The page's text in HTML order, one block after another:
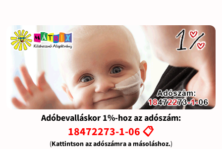
Adóbevalláskor 1%-hoz az adószám:
18472273-1-06 📋
(Kattintson az adószámra a másoláshoz.)